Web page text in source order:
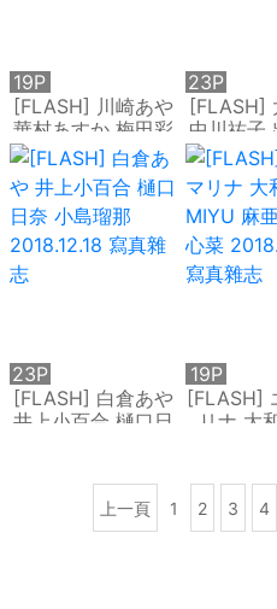
[FLASH] 川崎あや
華村あすか 梅田彩
佳 園都 2018.11.27
寫真雜志
19P
[FLASH]
中川祐子
沙
真
23P
[FLASH] 白倉あや
井上小百合 樋口日
志
23P
[FLASH]
リナ 大
寫真
19P
上一頁 1 2 3 4